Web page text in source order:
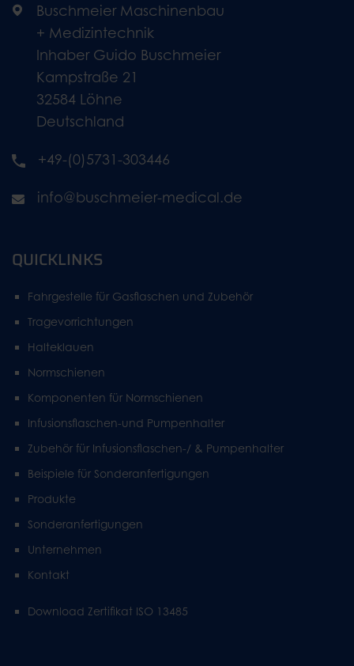
Buschmeier Maschinenbau
+ Medizintechnik
Inhaber Guido Buschmeier
Kampstraße 21
32584 Löhne
Deutschland
+49-(0)5731-303446
info@buschmeier-medical.de
QUICKLINKS
Fahrgestelle für Gasflaschen und Zubehör
Tragevorrichtungen
Halteklauen
Normschienen
Komponenten für Normschienen
Infusionsflaschen-und Pumpenhalter
Zubehör für Infusionsflaschen-/ & Pumpenhalter
Beispiele für Sonderanfertigungen
Produkte
Sonderanfertigungen
Unternehmen
Kontakt
Download Zertifikat ISO 13485